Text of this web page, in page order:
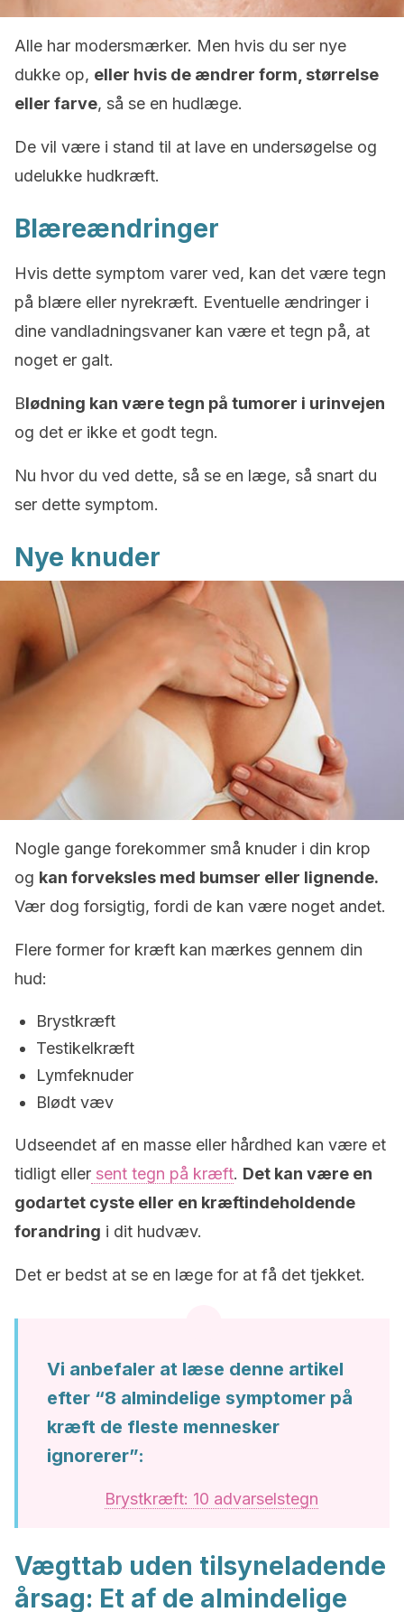
Alle har modersmærker. Men hvis du ser nye
dukke op, eller hvis de ændrer form, størrelse
eller farve, så se en hudlæge.
De vil være i stand til at lave en undersøgelse og
udelukke hudkræft.
Blæreændringer
Hvis dette symptom varer ved, kan det være tegn
på blære eller nyrekræft. Eventuelle ændringer i
dine vandladningsvaner kan være et tegn på, at
noget er galt.
Blødning kan være tegn på tumorer i urinvejen
og det er ikke et godt tegn.
Nu hvor du ved dette, så se en læge, så snart du
ser dette symptom.
Nye knuder
Nogle gange forekommer små knuder i din krop
og kan forveksles med bumser eller lignende.
Vær dog forsigtig, fordi de kan være noget andet.
Flere former for kræft kan mærkes gennem din
hud:
Brystkræft
Testikelkræft
Lymfeknuder
Blødt væv
Udseendet af en masse eller hårdhed kan være et
tidligt eller sent tegn på kræft. Det kan være en
godartet cyste eller en kræftindeholdende
forandring i dit hudvæv.
Det er bedst at se en læge for at få det tjekket.
Vi anbefaler at læse denne artikel
efter “8 almindelige symptomer på
kræft de fleste mennesker
ignorerer”:
Brystkræft: 10 advarselstegn
Vægttab uden tilsyneladende
årsag: Et af de almindelige